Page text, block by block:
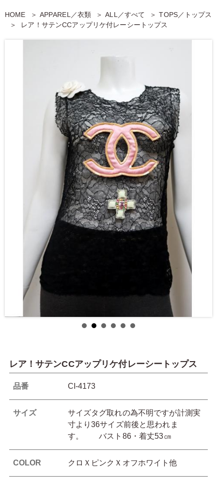
HOME APPAREL／衣類 ALL／すべて
TOPS／トップス
レア！サテンCCアップリケ付レーシートップス
レア！サテンCCアップリケ付レーシートップス
品番 CI-4173
サイズ
サイズタグ取れの為不明ですが計測実
寸より36サイズ前後と思われま
す。 バスト86・着丈53㎝
COLOR クロＸピンクＸオフホワイト他